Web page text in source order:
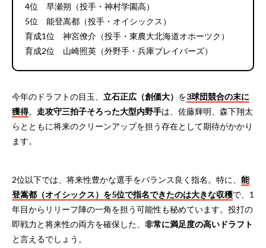
4位 早瀬朔（投手・神村学園高）
5位 能登嵩都（投手・オイシックス）
育成1位 神宮僚介（投手・東農大北海道オホーツク）
育成2位 山崎照英（外野手・兵庫ブレイバーズ）
今年のドラフトの目玉、 立石正広（創価大） を3球団競合の末に
獲得。 走攻守三拍子そろった大型内野手は、佐藤輝明、森下翔太
らとともに将来のクリーンアップを担う存在として期待がかかり
ます。
2位以下では、将来性豊かな選手をバランス良く指名。特に、 能
登嵩都（オイシックス）を5位で指名できたのは大きな収穫で、1
年目からリリーフ陣の一角を担う可能性も秘めています。投打の
即戦力と将来性の両方を確保した、 非常に満足度の高いドラフト
と言えるでしょう。